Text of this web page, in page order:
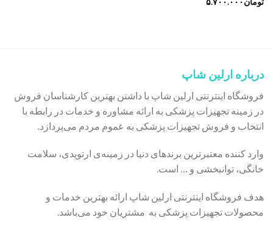
تومان ۵.۷۰۰.۰۰۰
درباره ارلین شاپ
فروشگاه اینترنتی ارلین شاپ با داشتن بهترین کارشناسان فروش
در زمینه تجهیزات پزشکی به ارائه مشاوره و خدمات در رابطه با
انتخاب و فروش تجهیزات پزشکی به عموم مردم می‌پردازد.
وارد کننده معتبرترین برندهای دنیا در زمینه‌ی ارتوپدی، سلامت
خانگی، توانبخشی و … است.
هدف فروشگاه اینترنتی ارلین شاپ ارائه بهترین خدمات و
محصولات تجهیزات پزشکی به مشتریان خود می‌باشد.